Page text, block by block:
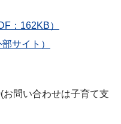
：162KB）
サイト）
(お問い合わせは子育て支